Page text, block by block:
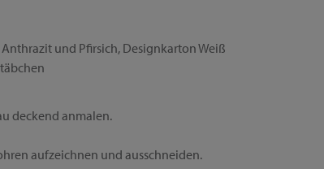
und Pfirsich, Designkarton Weiß
deckend anmalen.
aufzeichnen und ausschneiden.